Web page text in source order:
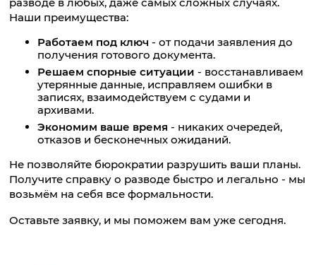
Наши преимущества:
Работаем под ключ - от подачи заявления до
получения готового документа.
Решаем спорные ситуации - восстанавливаем
утерянные данные, исправляем ошибки в
записях, взаимодействуем с судами и
архивами.
Экономим ваше время - никаких очередей,
отказов и бесконечных ожиданий.
Не позволяйте бюрократии разрушить ваши планы.
Получите справку о разводе быстро и легально - мы
возьмём на себя все формальности.
Оставьте заявку, и мы поможем вам уже сегодня.